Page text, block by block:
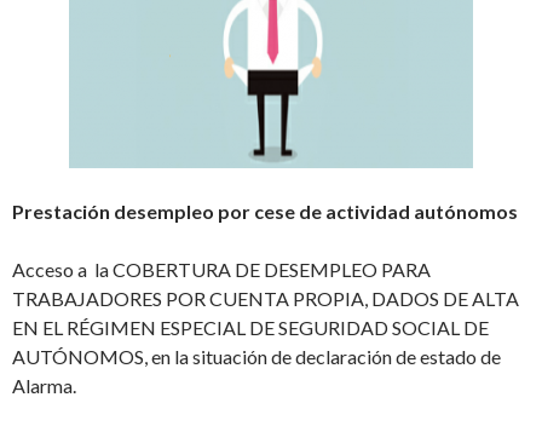
Prestación desempleo por cese de actividad autónomos
Acceso a la COBERTURA DE DESEMPLEO PARA
TRABAJADORES POR CUENTA PROPIA, DADOS DE ALTA
EN EL RÉGIMEN ESPECIAL DE SEGURIDAD SOCIAL DE
AUTÓNOMOS, en la situación de declaración de estado de
Alarma.